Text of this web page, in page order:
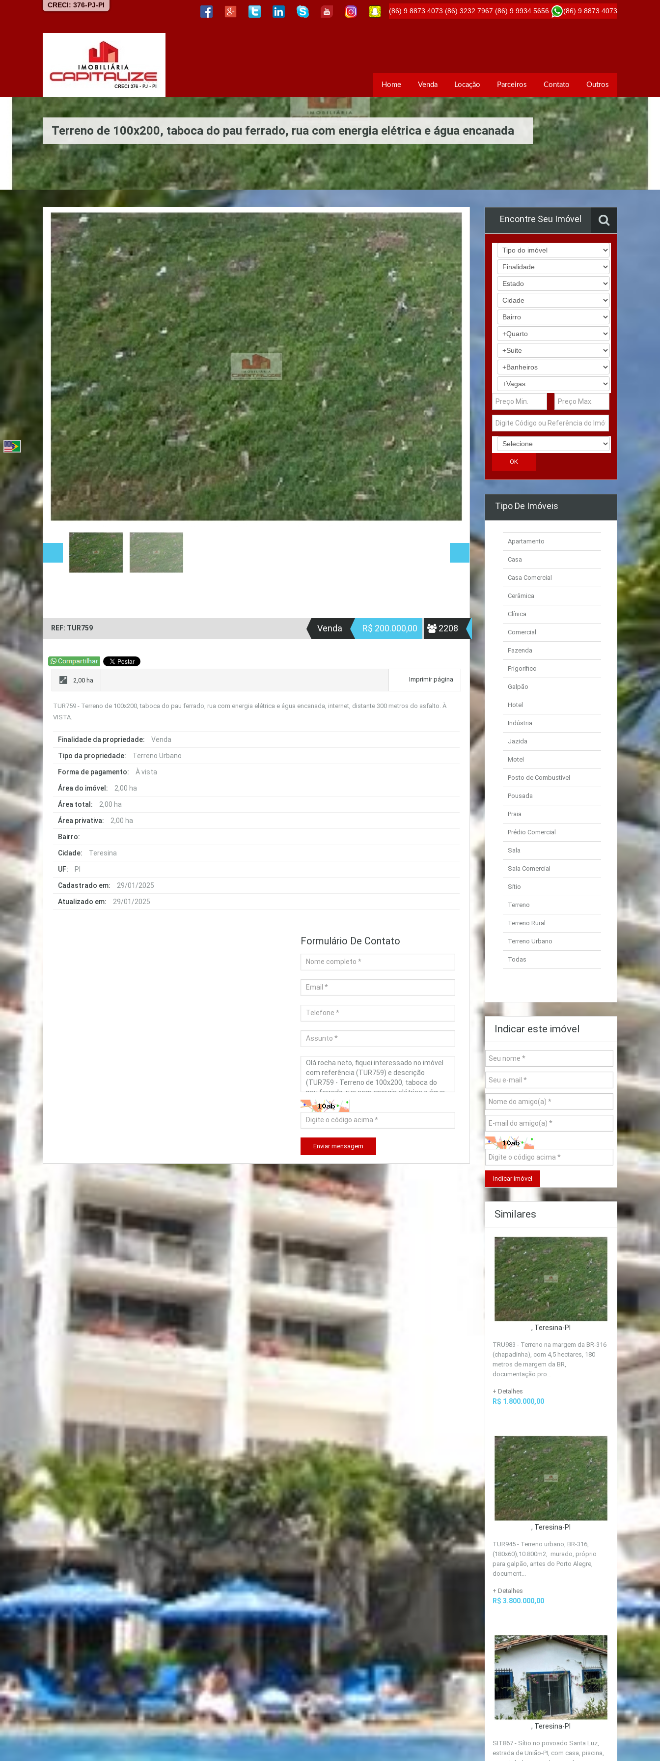
CRECI: 376-PJ-PI
(86) 9 8873 4073 (86) 3232 7967 (86) 9 9934 5656 (86) 9 8873 4073
Home Venda Locação Parceiros Contato Outros
Terreno de 100x200, taboca do pau ferrado, rua com energia elétrica e água encanada
REF: TUR759 Venda R$ 200.000,00 2208
2,00 ha Imprimir página
TUR759 - Terreno de 100x200, taboca do pau ferrado, rua com energia elétrica e água encanada, internet, distante 300 metros do asfalto. À
VISTA.
Finalidade da propriedade: Venda
Tipo da propriedade: Terreno Urbano
Forma de pagamento: À vista
Área do imóvel: 2,00 ha
Área total: 2,00 ha
Área privativa: 2,00 ha
Bairro:
Cidade: Teresina
UF: PI
Cadastrado em: 29/01/2025
Atualizado em: 29/01/2025
Formulário De Contato
Enviar mensagem
Encontre Seu Imóvel
Tipo De Imóveis
Apartamento
Casa
Casa Comercial
Cerâmica
Clínica
Comercial
Fazenda
Frigorífico
Galpão
Hotel
Indústria
Jazida
Motel
Posto de Combustível
Pousada
Praia
Prédio Comercial
Sala
Sala Comercial
Sítio
Terreno
Terreno Rural
Terreno Urbano
Todas
Indicar este imóvel
Similares
, Teresina-PI
TRU983 - Terreno na margem da BR-316
(chapadinha), com 4,5 hectares, 180
metros de margem da BR,
documentação pro...
+ Detalhes
R$ 1.800.000,00
, Teresina-PI
TUR945 - Terreno urbano, BR-316,
(180x60),10.800m2, murado, próprio
para galpão, antes do Porto Alegre,
document...
+ Detalhes
R$ 3.800.000,00
, Teresina-PI
SIT867 - Sítio no povoado Santa Luz,
estrada de União-PI, com casa, piscina,